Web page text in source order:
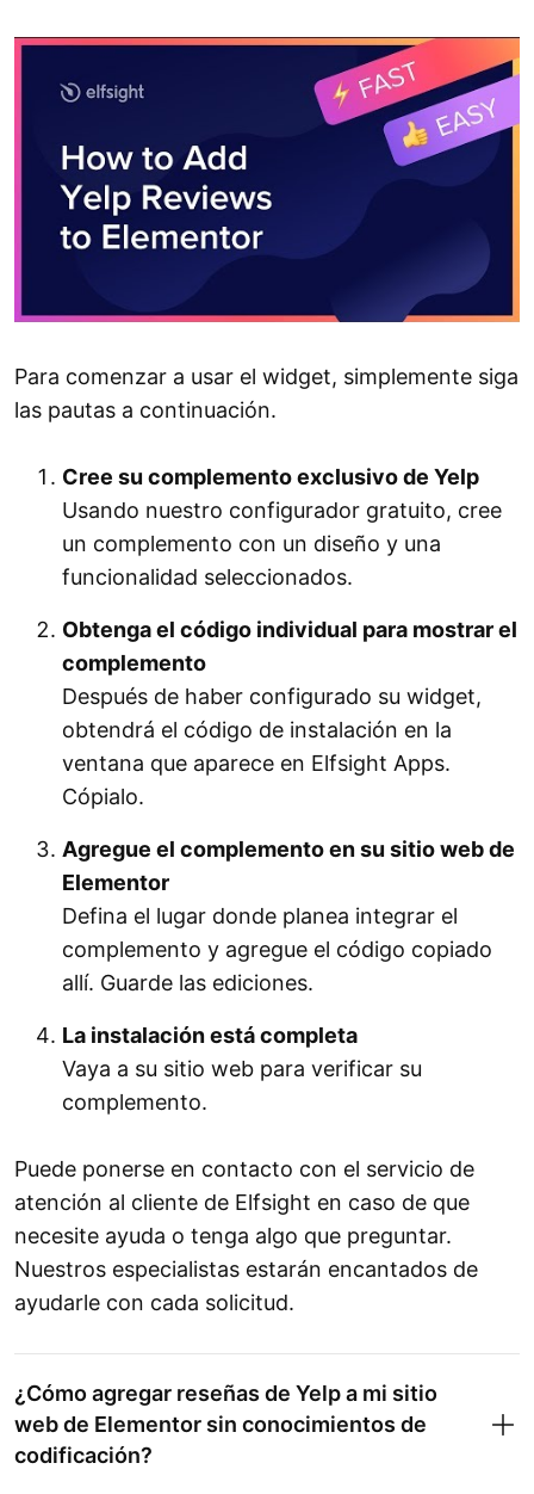
Para comenzar a usar el widget, simplemente siga
las pautas a continuación.
Cree su complemento exclusivo de Yelp
Usando nuestro configurador gratuito, cree
un complemento con un diseño y una
funcionalidad seleccionados.
Obtenga el código individual para mostrar el
complemento
Después de haber configurado su widget,
obtendrá el código de instalación en la
ventana que aparece en Elfsight Apps.
Cópialo.
Agregue el complemento en su sitio web de
Elementor
Defina el lugar donde planea integrar el
complemento y agregue el código copiado
allí. Guarde las ediciones.
La instalación está completa
Vaya a su sitio web para verificar su
complemento.
Puede ponerse en contacto con el servicio de
atención al cliente de Elfsight en caso de que
necesite ayuda o tenga algo que preguntar.
Nuestros especialistas estarán encantados de
ayudarle con cada solicitud.
¿Cómo agregar reseñas de Yelp a mi sitio
web de Elementor sin conocimientos de
codificación?